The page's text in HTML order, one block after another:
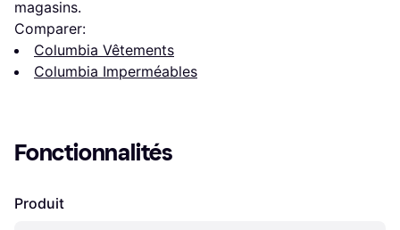
magasins.
Comparer:
Columbia Vêtements
Columbia Imperméables
Fonctionnalités
Produit